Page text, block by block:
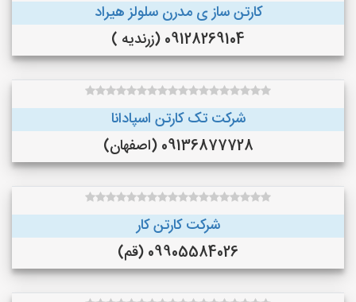
کارتن ساز ی مدرن سلولز هیراد
09128269104 (زرندیه )
شرکت تک کارتن اسپادانا
09136877728 (اصفهان)
شرکت کارتن کار
09905584026 (قم)